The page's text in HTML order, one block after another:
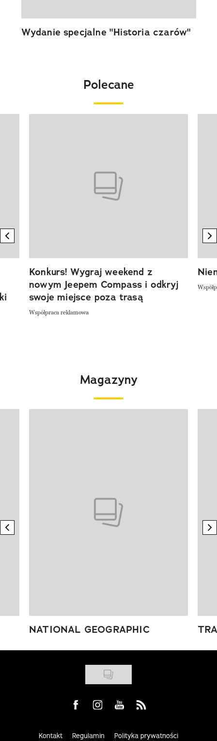
Wydanie specjalne "Historia czarów"
Polecane
previous element
Konkurs! Wygraj weekend z
nowym Jeepem Compass i odkryj
swoje miejsce poza trasą
Współpraca reklamowa
Magazyny
previous element
NATIONAL GEOGRAPHIC
Visit us on Facebook
Visit us on Instagram
Visit us on Youtube
Visit us on Rss
Kontakt Regulamin Polityka prywatności